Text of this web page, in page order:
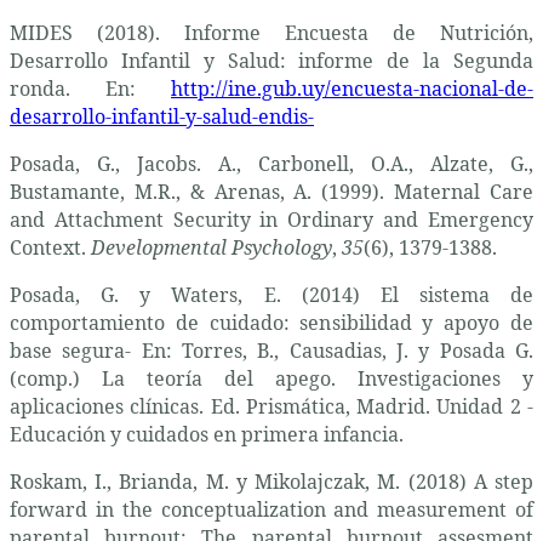
MIDES (2018). Informe Encuesta de Nutrición,
Desarrollo Infantil y Salud: informe de la Segunda
ronda. En: http://ine.gub.uy/encuesta-nacional-de-
desarrollo-infantil-y-salud-endis-
Posada, G., Jacobs. A., Carbonell, O.A., Alzate, G.,
Bustamante, M.R., & Arenas, A. (1999). Maternal Care
and Attachment Security in Ordinary and Emergency
Context.Developmental Psychology, 35(6), 1379-1388.
Posada, G. y Waters, E. (2014) El sistema de
comportamiento de cuidado: sensibilidad y apoyo de
base segura- En: Torres, B., Causadias, J. y Posada G.
(comp.) La teoría del apego. Investigaciones y
aplicaciones clínicas. Ed. Prismática, Madrid. Unidad 2 -
Educación y cuidados en primera infancia.
Roskam, I., Brianda, M. y Mikolajczak, M. (2018) A step
forward in the conceptualization and measurement of